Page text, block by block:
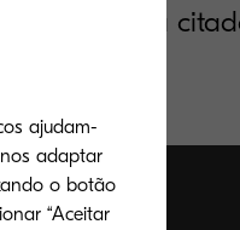
a norma
ajudam-
adaptar
o botão
“Aceitar